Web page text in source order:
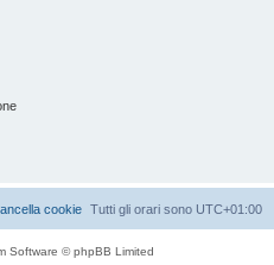
Tutti gli orari sono UTC+01:00
cookie
Software © phpBB Limited